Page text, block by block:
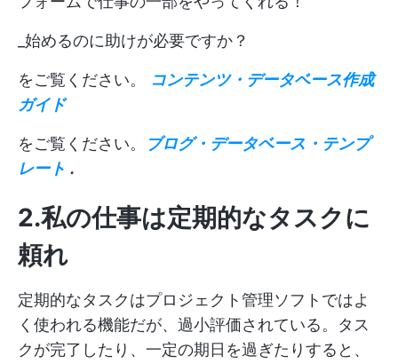
_始めるのに助けが必要ですか？
をご覧ください。
コンテンツ・データベース作成
ガイド
をご覧ください。
ブログ・データベース・テンプ
レート .
2.私の仕事は定期的なタスクに
頼れ
定期的なタスクはプロジェクト管理ソフトではよ
く使われる機能だが、過小評価されている。タス
クが完了したり、一定の期日を過ぎたりすると、